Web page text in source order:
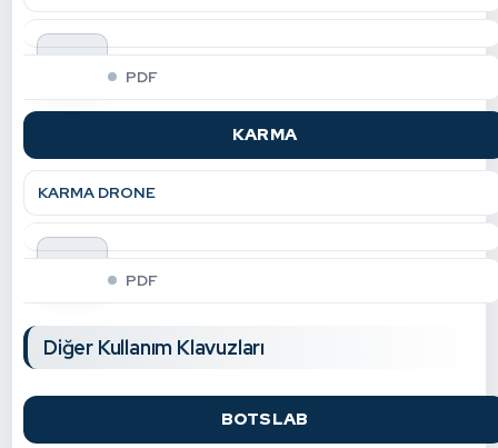
indir
PDF
KARMA
KARMA DRONE
indir
PDF
Diğer Kullanım Klavuzları
BOTSLAB